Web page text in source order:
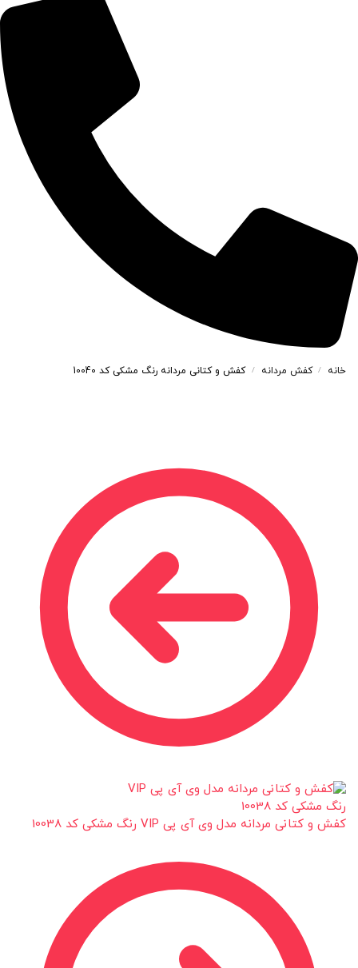
خانه / کفش مردانه / کفش و کتانی مردانه رنگ مشکی کد 10040
کفش و کتانی مردانه مدل وی آی پی VIP رنگ مشکی کد 10038